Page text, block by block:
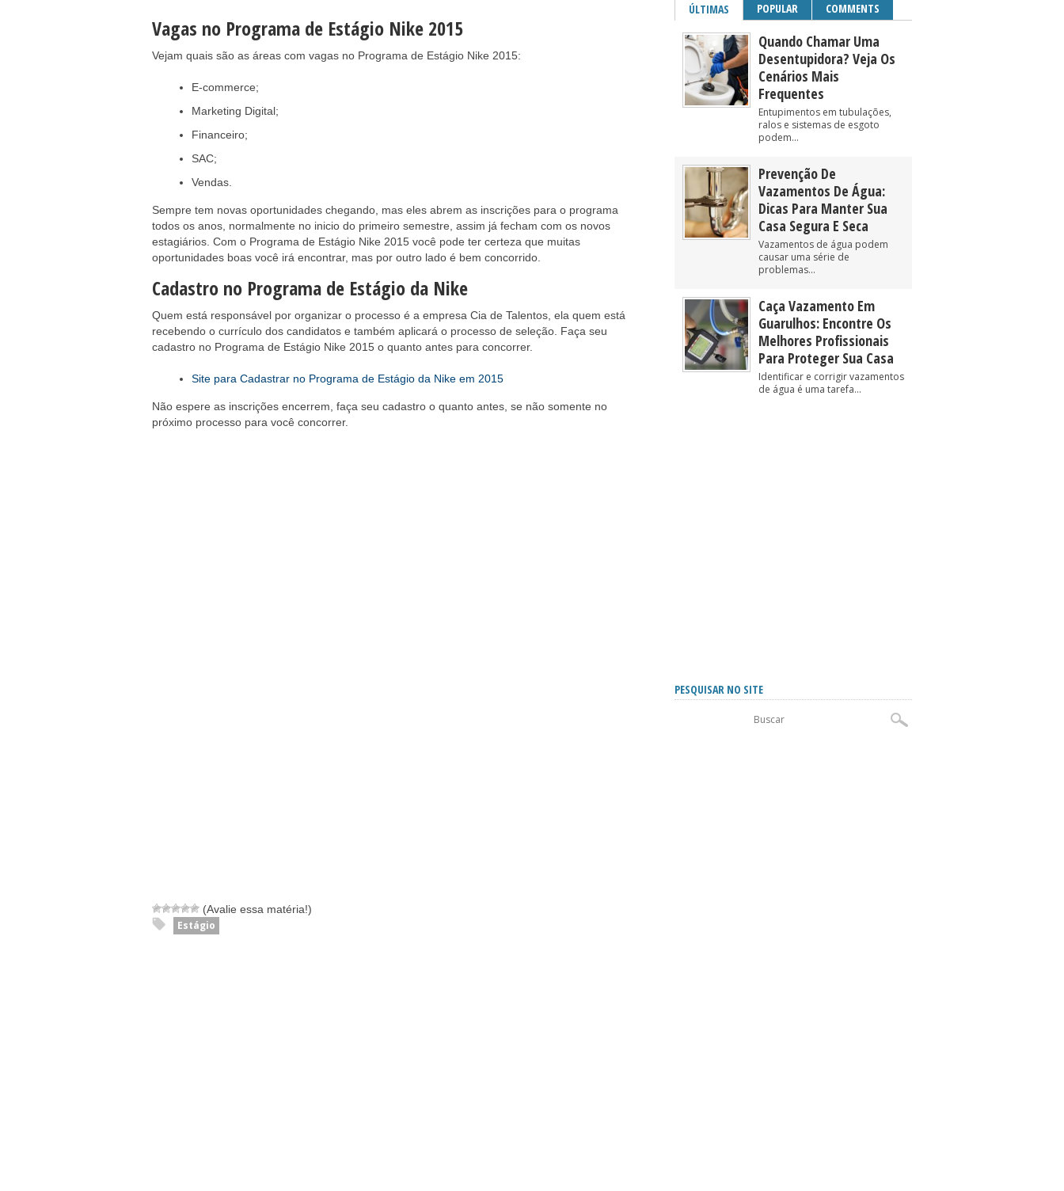
Vagas no Programa de Estágio Nike 2015
Vejam quais são as áreas com vagas no Programa de Estágio Nike 2015:
E-commerce;
Marketing Digital;
Financeiro;
SAC;
Vendas.
Sempre tem novas oportunidades chegando, mas eles abrem as inscrições para o programa
todos os anos, normalmente no inicio do primeiro semestre, assim já fecham com os novos
estagiários. Com o Programa de Estágio Nike 2015 você pode ter certeza que muitas
oportunidades boas você irá encontrar, mas por outro lado é bem concorrido.
Cadastro no Programa de Estágio da Nike
Quem está responsável por organizar o processo é a empresa Cia de Talentos, ela quem está
recebendo o currículo dos candidatos e também aplicará o processo de seleção. Faça seu
cadastro no Programa de Estágio Nike 2015 o quanto antes para concorrer.
Site para Cadastrar no Programa de Estágio da Nike em 2015
Não espere as inscrições encerrem, faça seu cadastro o quanto antes, se não somente no
próximo processo para você concorrer.
(Avalie essa matéria!)
Estágio
ÚLTIMAS POPULAR COMMENTS
Quando Chamar Uma
Desentupidora? Veja Os
Cenários Mais
Frequentes
Entupimentos em tubulações,
ralos e sistemas de esgoto
podem...
Prevenção De
Vazamentos De Água:
Dicas Para Manter Sua
Casa Segura E Seca
Vazamentos de água podem
causar uma série de
problemas...
Caça Vazamento Em
Guarulhos: Encontre Os
Melhores Profissionais
Para Proteger Sua Casa
Identificar e corrigir vazamentos
de água é uma tarefa...
PESQUISAR NO SITE